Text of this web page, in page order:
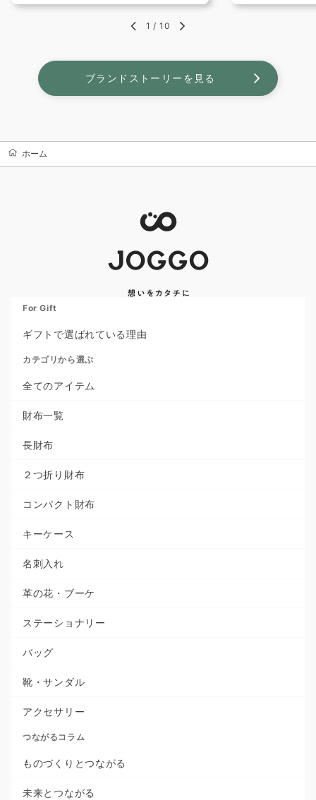
1 / 10
ブランドストーリーを見る
ホーム
For Gift
ギフトで選ばれている理由
カテゴリから選ぶ
全てのアイテム
財布一覧
長財布
２つ折り財布
コンパクト財布
キーケース
名刺入れ
革の花・ブーケ
ステーショナリー
バッグ
靴・サンダル
アクセサリー
つながるコラム
ものづくりとつながる
未来とつながる